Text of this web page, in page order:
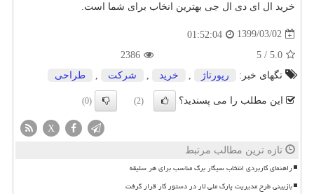
خرید ال ای دی ال جی بهترین انخاب برای شما است
1399/03/02
01:52:04
5.0
/
5
2386
تگهای خبر:
رپورتاژ خرید شركت طراحی
این مطلب را می پسندید؟ (2)
(0)
X
تازه ترین مطالب مرتبط
راهنمای کاربردی انتخاب سیگار برگ مناسب برای هر سلیقه
بازبینی طرح مدیریت پارک ملی لار در دستور کار قرار گرفت